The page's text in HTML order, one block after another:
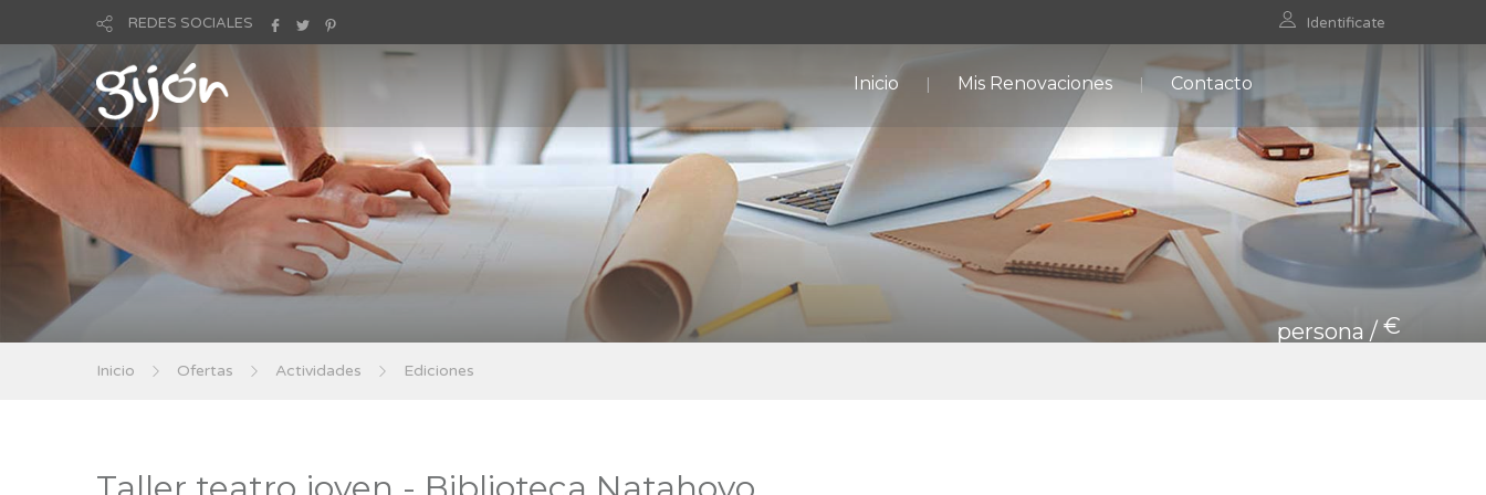
REDES SOCIALES Identificate
Inicio Mis Renovaciones Contacto
persona / €
Inicio Ofertas Actividades Ediciones